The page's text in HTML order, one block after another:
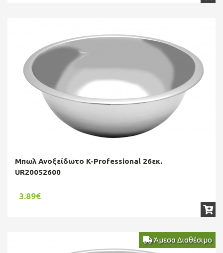
Μπωλ Ανοξείδωτο K-Professional 26εκ.
UR20052600
3.89€
Άμεσα Διαθέσιμο